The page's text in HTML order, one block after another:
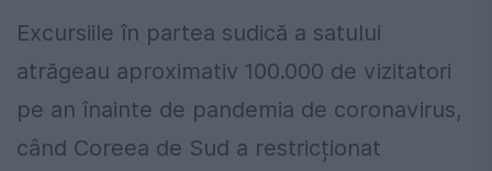
Excursiile în partea sudică a satului
atrăgeau aproximativ 100.000 de vizitatori
pe an înainte de pandemia de coronavirus,
când Coreea de Sud a restricționat